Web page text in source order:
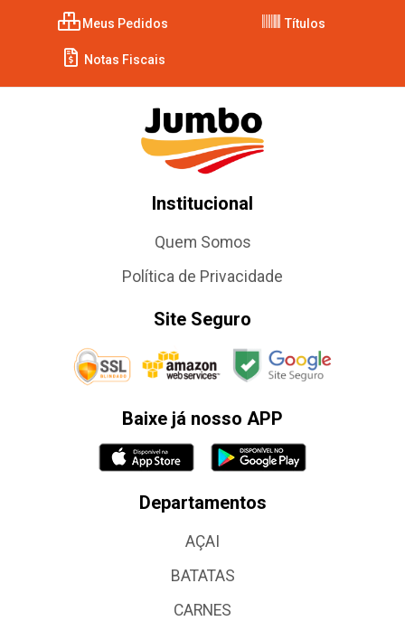
Meus Pedidos Títulos
Notas Fiscais
Institucional
Quem Somos
Política de Privacidade
Site Seguro
Baixe já nosso APP
Departamentos
AÇAI
BATATAS
CARNES